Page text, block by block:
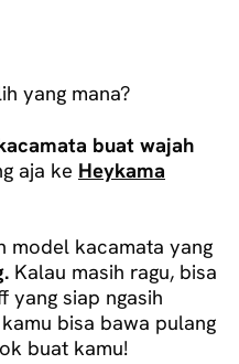
yang mana?
buat wajah
aja ke Heykama
model kacamata yang
Kalau masih ragu, bisa
yang siap ngasih
bisa bawa pulang
buat kamu!